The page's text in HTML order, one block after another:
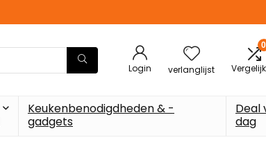
Login verlanglijst
0
Keukenbenodigdheden & -
gadgets
Deal
dag